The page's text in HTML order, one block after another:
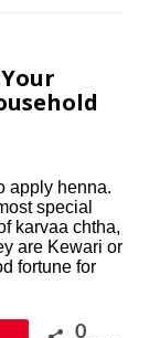
apply henna.
special
karvaa chtha,
are Kewari or
fortune for
0